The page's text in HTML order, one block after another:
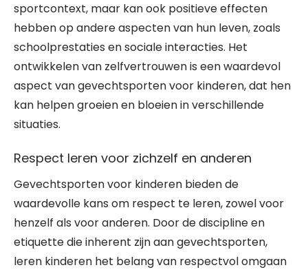
sportcontext, maar kan ook positieve effecten
hebben op andere aspecten van hun leven, zoals
schoolprestaties en sociale interacties. Het
ontwikkelen van zelfvertrouwen is een waardevol
aspect van gevechtsporten voor kinderen, dat hen
kan helpen groeien en bloeien in verschillende
situaties.
Respect leren voor zichzelf en anderen
Gevechtsporten voor kinderen bieden de
waardevolle kans om respect te leren, zowel voor
henzelf als voor anderen. Door de discipline en
etiquette die inherent zijn aan gevechtsporten,
leren kinderen het belang van respectvol omgaan